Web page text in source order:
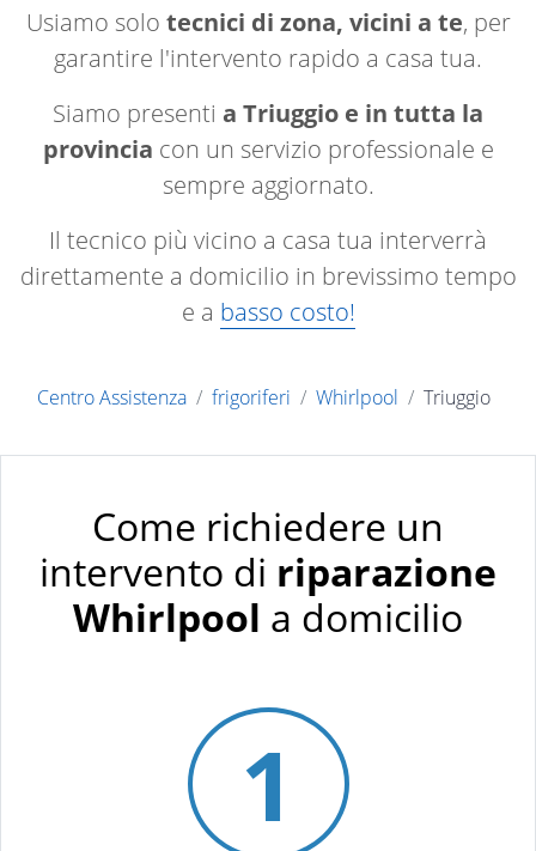
Usiamo solo tecnici di zona, vicini a te, per
garantire l'intervento rapido a casa tua.
Siamo presenti a Triuggio e in tutta la
provincia con un servizio professionale e
sempre aggiornato.
Il tecnico più vicino a casa tua interverrà
direttamente a domicilio in brevissimo tempo
e a basso costo!
Centro Assistenza frigoriferi Whirlpool Triuggio
Come richiedere un
intervento di riparazione
Whirlpool a domicilio
1